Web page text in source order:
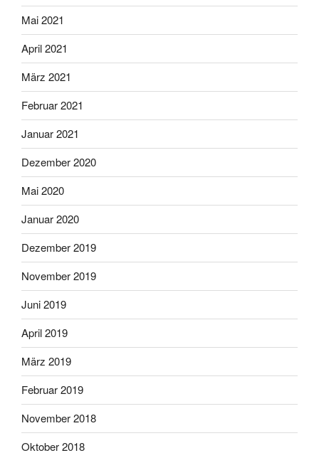
Mai 2021
April 2021
März 2021
Februar 2021
Januar 2021
Dezember 2020
Mai 2020
Januar 2020
Dezember 2019
November 2019
Juni 2019
April 2019
März 2019
Februar 2019
November 2018
Oktober 2018